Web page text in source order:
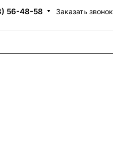
56-48-58 Заказать звонок